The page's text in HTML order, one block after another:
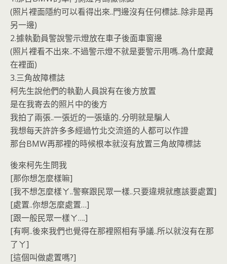
(照片裡面隱約可以看得出來..門邊沒有任何標誌..除非是再
另一邊)
2.據執勤員警說警示燈放在車子後面車窗邊
(照片裡看不出來..不過警示燈不就是要警示用嗎..為什麼藏
在裡面)
3.三角故障標誌
柯先生說他們的執勤人員說有在後方放置
是在我寄去的照片中的後方
我拍了兩張..一張近的一張遠的..分明就是騙人
我想每天許許多多經過竹北交流道的人都可以作證
那台BMW再那裡的時候根本就沒有放置三角故障標誌
後來柯先生問我
[那你想怎麼樣嘛]
[我不想怎麼樣ㄚ..警察跟民眾一樣..只要違規就應該要處置]
[處置..你想怎麼處置…]
[跟一般民眾一樣ㄚ….]
[有啊..後來我們也覺得在那裡照相有爭議..所以就沒有在那
了ㄚ]
[這個叫做處置嗎?]